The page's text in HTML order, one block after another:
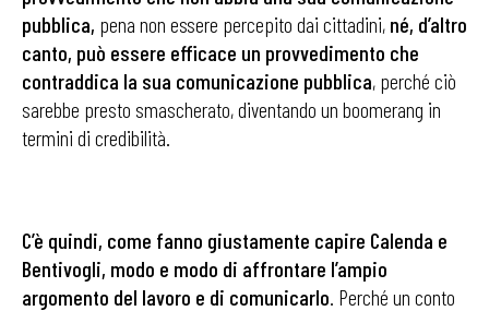
pubblica, pena non essere percepito dai cittadini, né, d’altro
canto, può essere efficace un provvedimento che
contraddica la sua comunicazione pubblica, perché ciò
sarebbe presto smascherato, diventando un boomerang in
termini di credibilità.
C’è quindi, come fanno giustamente capire Calenda e
Bentivogli, modo e modo di affrontare l’ampio
argomento del lavoro e di comunicarlo. Perché un conto